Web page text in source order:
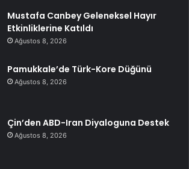
Mustafa Canbey Geleneksel Hayır
Etkinliklerine Katıldı
Ağustos 8, 2026
Pamukkale’de Türk-Kore Düğünü
Ağustos 8, 2026
Çin’den ABD-Iran Diyaloguna Destek
Ağustos 8, 2026